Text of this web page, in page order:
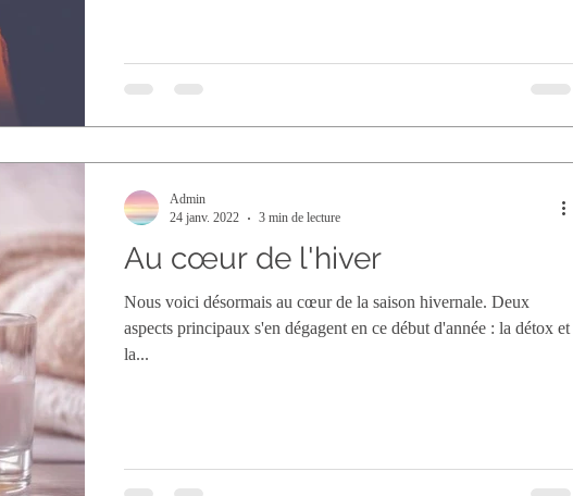
Au cœur de l'hiver
Nous voici désormais au cœur de la saison hivernale. Deux
aspects principaux s'en dégagent en ce début d'année : la détox et
la...
Admin
24 janv. 2022
3 min de lecture